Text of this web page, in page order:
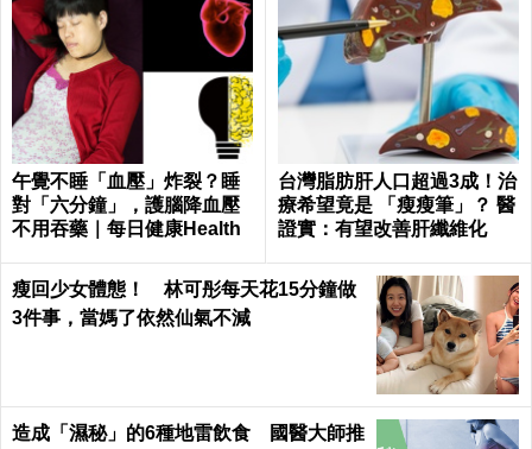
午覺不睡「血壓」炸裂？睡
對「六分鐘」，護腦降血壓
不用吞藥｜每日健康Health
台灣脂肪肝人口超過3成！治
療希望竟是 「瘦瘦筆」？ 醫
證實：有望改善肝纖維化
瘦回少女體態！ 林可彤每天花15分鐘做
3件事，當媽了依然仙氣不減
造成「濕秘」的6種地雷飲食 國醫大師推